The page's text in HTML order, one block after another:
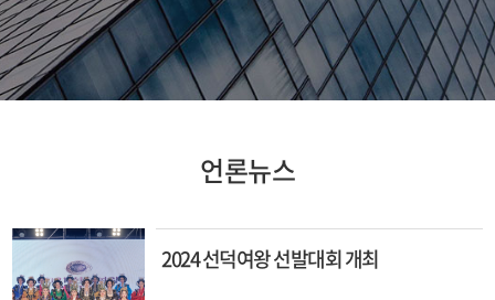
언론뉴스
2024 선덕여왕 선발대회 개최